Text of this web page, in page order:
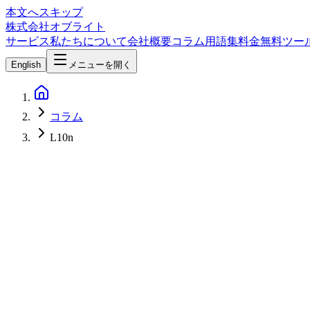
本文へスキップ
株式会社オブライト
サービス私たちについて会社概要コラム 用語集料金無料ツー
English メニューを開く
コラム
L10n